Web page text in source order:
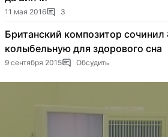
11 мая 2016 3
Британский композитор
колыбельную для здорового сна
9 сентября 2015 Обсудить